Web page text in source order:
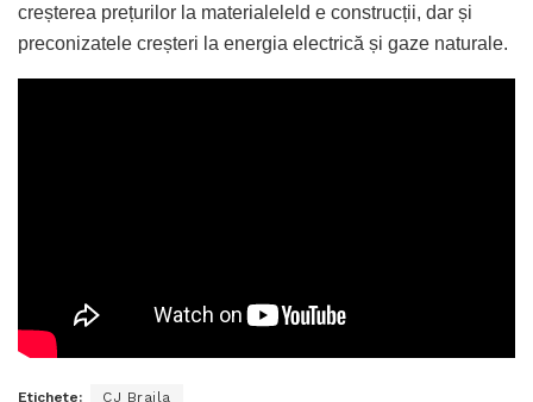
creșterea prețurilor la materialeleld e construcții, dar și
preconizatele creșteri la energia electrică și gaze naturale.
Etichete:
CJ Braila